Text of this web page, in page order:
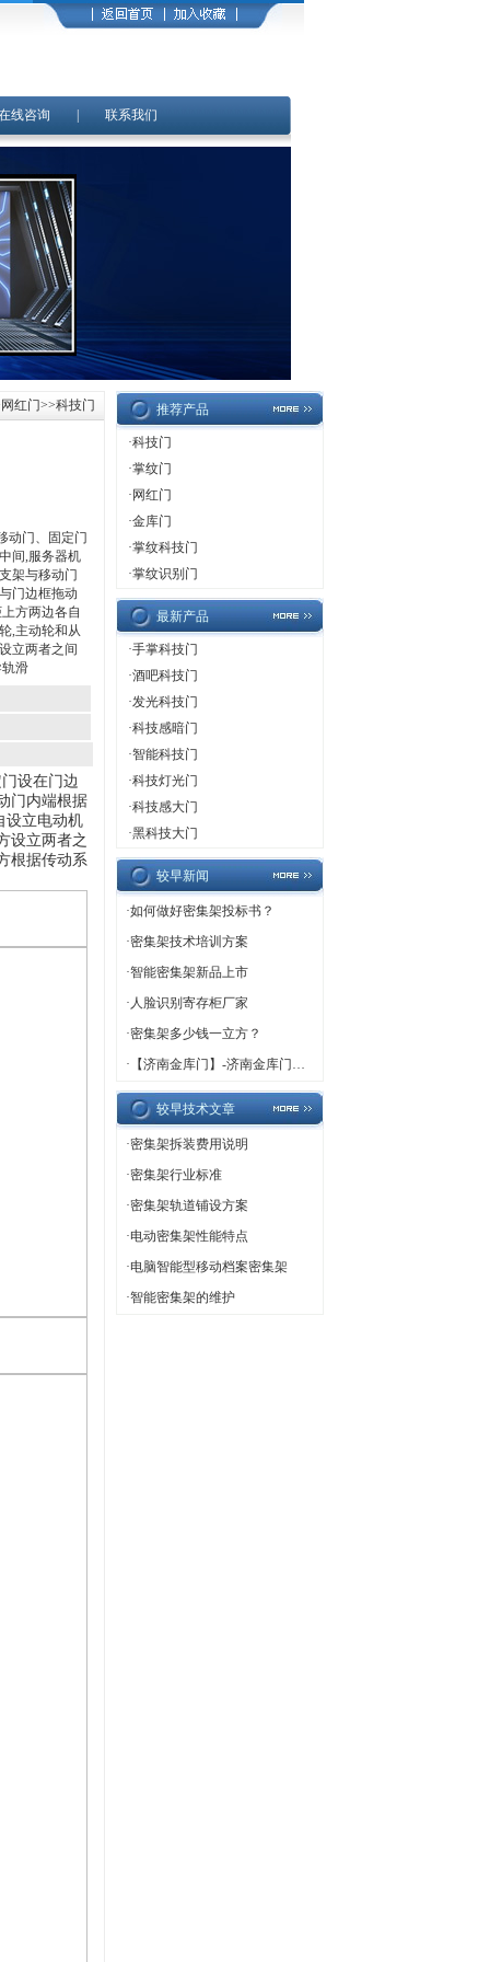
线咨询 联系我们
网红门>>科技门
动门、固定门
间,服务器机
架与移动门
门边框拖动
方两边各自
,主动轮和从
立两者之间
滑
设在门边
门内端根据
设立电动机
设立两者之
根据传动系
推荐产品
·科技门
·掌纹门
· 网红门
·金库门
·掌纹科技门
·掌纹识别门
最新产品
·手掌科技门
·酒吧科技门
·发光科技门
·科技感暗门
·智能科技门
·科技灯光门
·科技感大门
·黑科技大门
较早新闻
·如何做好密集架投标书？
·密集架技术培训方案
·智能密集架新品上市
· 人脸识别寄存柜厂家
·密集架多少钱一立方？
· 【济南金库门】-济南金库门厂家,济南金库门定做
较早技术文章
·密集架拆装费用说明
·密集架行业标准
·密集架轨道铺设方案
·电动密集架性能特点
·电脑智能型移动档案密集架
·智能密集架的维护